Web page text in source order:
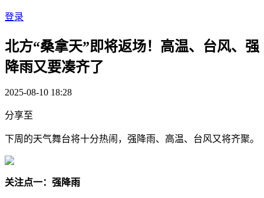
登录
北方“桑拿天”即将返场！高温、台风、强
降雨又要凑齐了
2025-08-10 18:28
分享至
下周的天气舞台将十分热闹，强降雨、高温、台风又将齐聚。
关注点一：强降雨